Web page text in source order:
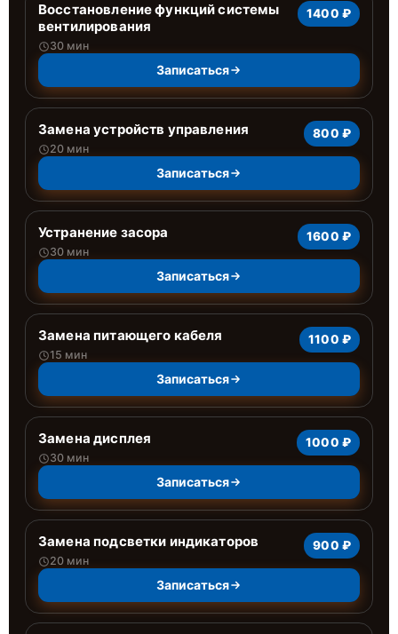
Восстановление функций системы
вентилирования
30 мин
1400 ₽
Записаться
Замена устройств управления
20 мин
800 ₽
Записаться
Устранение засора
30 мин
1600 ₽
Записаться
Замена питающего кабеля
15 мин
1100 ₽
Записаться
Замена дисплея
30 мин
1000 ₽
Записаться
Замена подсветки индикаторов
20 мин
900 ₽
Записаться